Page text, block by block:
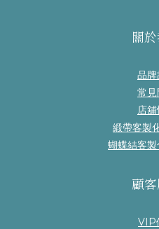
關
品
常見
店
緞帶客製
蝴蝶結客
顧
VIP